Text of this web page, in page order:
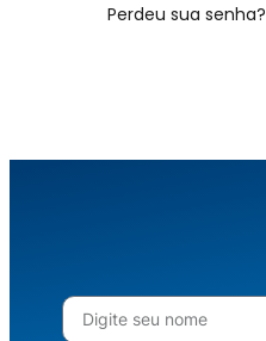
Perdeu sua senha?